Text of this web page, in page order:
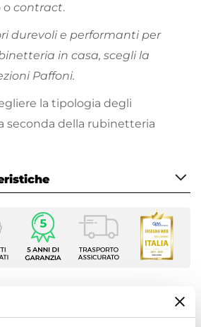
o contract.
durevoli e performanti per
in casa, scegli la
Paffoni.
la tipologia degli
seconda della rubinetteria
lavatrice